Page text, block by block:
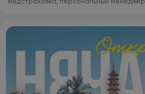
медстраховка, персональный менеджер